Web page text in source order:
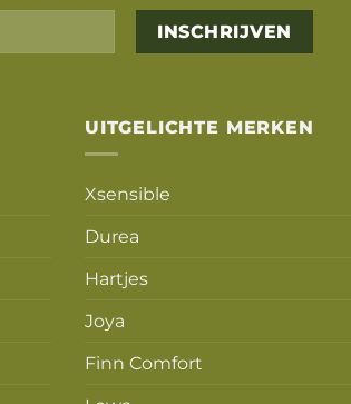
UITGELICHTE MERKEN
Xsensible
Durea
Hartjes
Joya
Finn Comfort